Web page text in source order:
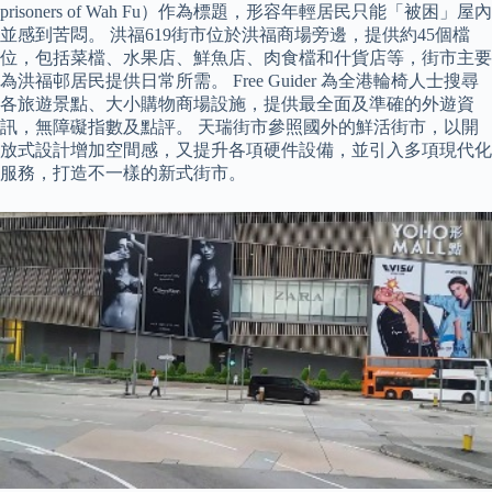
prisoners of Wah Fu）作為標題，形容年輕居民只能「被困」屋內
並感到苦悶。 洪福619街市位於洪福商場旁邊，提供約45個檔
位，包括菜檔、水果店、鮮魚店、肉食檔和什貨店等，街市主要
為洪福邨居民提供日常所需。 Free Guider 為全港輪椅人士搜尋
各旅遊景點、大小購物商場設施，提供最全面及準確的外遊資
訊，無障礙指數及點評。 天瑞街市參照國外的鮮活街市，以開
放式設計增加空間感，又提升各項硬件設備，並引入多項現代化
服務，打造不一樣的新式街市。